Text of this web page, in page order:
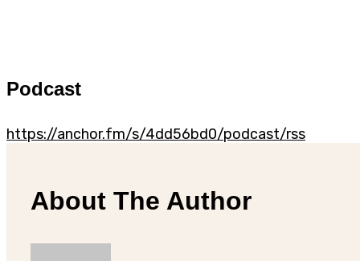
Podcast
https://anchor.fm/s/4dd56bd0/podcast/rss
About The Author